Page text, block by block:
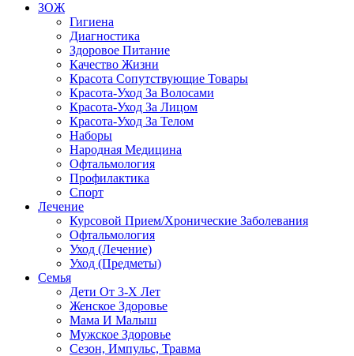
ЗОЖ
Гигиена
Диагностика
Здоровое Питание
Качество Жизни
Красота Сопутствующие Товары
Красота-Уход За Волосами
Красота-Уход За Лицом
Красота-Уход За Телом
Наборы
Народная Медицина
Офтальмология
Профилактика
Спорт
Лечение
Курсовой Прием/Хронические Заболевания
Офтальмология
Уход (Лечение)
Уход (Предметы)
Семья
Дети От 3-Х Лет
Женское Здоровье
Мама И Малыш
Мужское Здоровье
Сезон, Импульс, Травма